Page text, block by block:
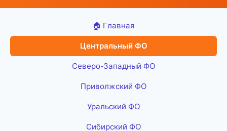
🏠 Главная
Центральный ФО
Северо-Западный ФО
Приволжский ФО
Уральский ФО
Сибирский ФО